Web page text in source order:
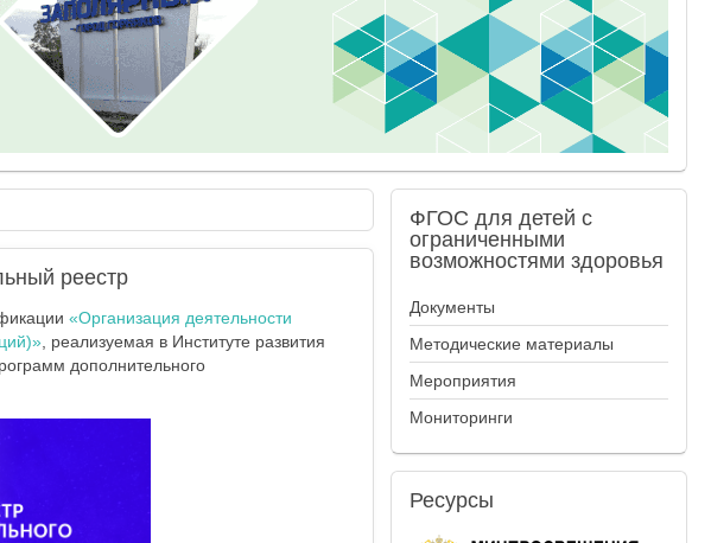
реестр
«Организация деятельности
, реализуемая в Институте развития
дополнительного
ФГОС для детей с
ограниченными
возможностями здоровья
Документы
Методические материалы
Мероприятия
Мониторинги
Ресурсы